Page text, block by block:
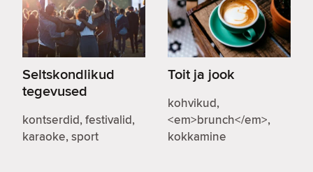
Seltskondlikud
tegevused
kontserdid, festivalid,
karaoke, sport
Toit ja jook
kohvikud,
<em>brunch</em>,
kokkamine